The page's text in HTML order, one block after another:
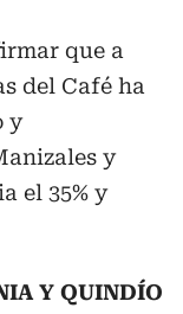
que a
del Café ha
y
y
el 35% y
Y QUINDÍO